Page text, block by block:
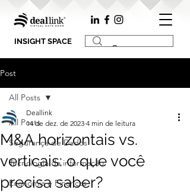
INSIGHT SPACE
Post
All Posts
Segurança de Dados
Tecnologia da informação
Economia e Finanças
All Posts
M&A horizontais vs.
verticais: o que você
precisa saber?
Deallink
14 de dez. de 2023 4 min de leitura